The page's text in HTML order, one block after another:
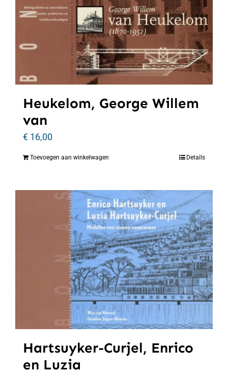
Heukelom, George Willem
van
€ 16,00
Toevoegen aan winkelwagen Details
Hartsuyker-Curjel, Enrico
en Luzia